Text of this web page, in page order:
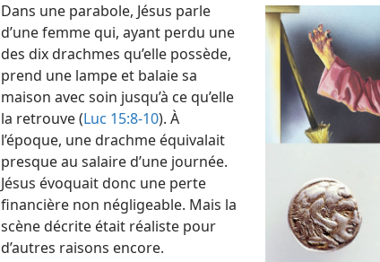
Dans une parabole, Jésus parle
d’une femme qui, ayant perdu une
des dix drachmes qu’elle possède,
prend une lampe et balaie sa
maison avec soin jusqu’à ce qu’elle
la retrouve (Luc 15:8-10). À
l’époque, une drachme équivalait
presque au salaire d’une journée.
Jésus évoquait donc une perte
financière non négligeable. Mais la
scène décrite était réaliste pour
d’autres raisons encore.